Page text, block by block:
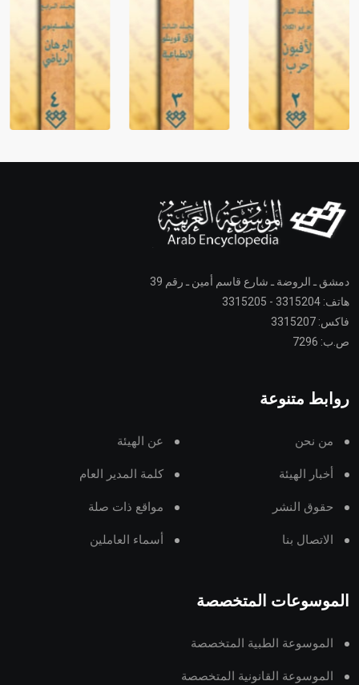
دمشق ـ الروضة ـ شارع قاسم أمين ـ رقم 39
هاتف: 3315204 - 3315205
فاكس: 3315207
ص.ب: 7296
روابط متنوعة
من نحن عن الهيئة
أخبار الهيئة كلمة المدير العام
حقوق النشر مواقع ذات صلة
الاتصال بنا أسماء العاملين
الموسوعات المتخصصة
الموسوعة الطبية المتخصصة
الموسوعة القانونية المتخصصة